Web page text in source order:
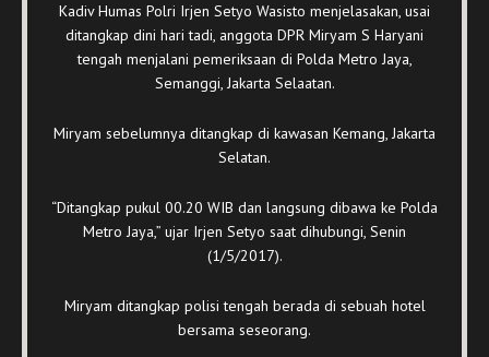
Kadiv Humas Polri Irjen Setyo Wasisto menjelasakan, usai
ditangkap dini hari tadi, anggota DPR Miryam S Haryani
tengah menjalani pemeriksaan di Polda Metro Jaya,
Semanggi, Jakarta Selaatan.
Miryam sebelumnya ditangkap di kawasan Kemang, Jakarta
Selatan.
“Ditangkap pukul 00.20 WIB dan langsung dibawa ke Polda
Metro Jaya,” ujar Irjen Setyo saat dihubungi, Senin
(1/5/2017).
Miryam ditangkap polisi tengah berada di sebuah hotel
bersama seseorang.